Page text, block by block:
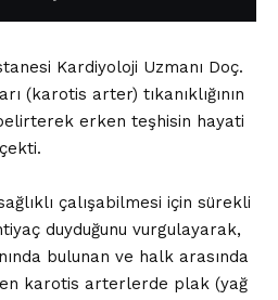
Kardiyoloji Uzmanı Doç.
(karotis arter) tıkanıklığının
erken teşhisin hayati
çalışabilmesi için sürekli
duyduğunu vurgulayarak,
bulunan ve halk arasında
karotis arterlerde plak (yağ